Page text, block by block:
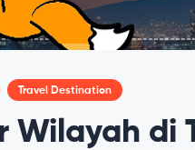
Travel Destination
Wilayah di